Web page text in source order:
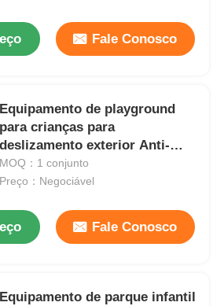
Fale Conosco
Equipamento de playground
para crianças para
deslizamento exterior Anti-
estático Vários tamanhos
MOQ：1 conjunto
Preço：Negociável
Fale Conosco
Equipamento de parque infantil